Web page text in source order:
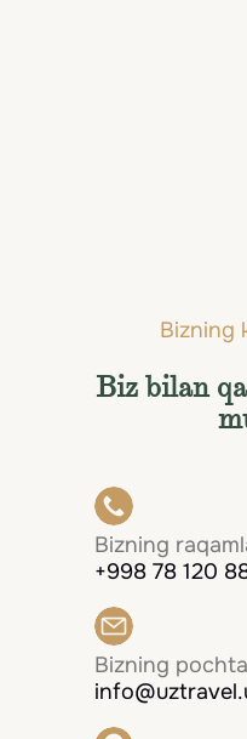
Bizning
Biz bilan
Bizning
+998 78 120
Bizning